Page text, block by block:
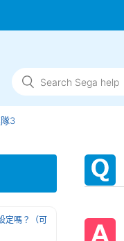
3
定嗎？（可